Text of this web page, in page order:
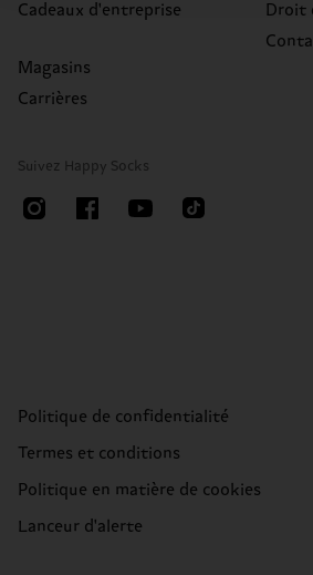
Cadeaux d'entreprise
Magasins
Carrières
Droit
Suivez Happy Socks
Politique de confidentialité
Termes et conditions
Politique en matière de cookies
Lanceur d'alerte